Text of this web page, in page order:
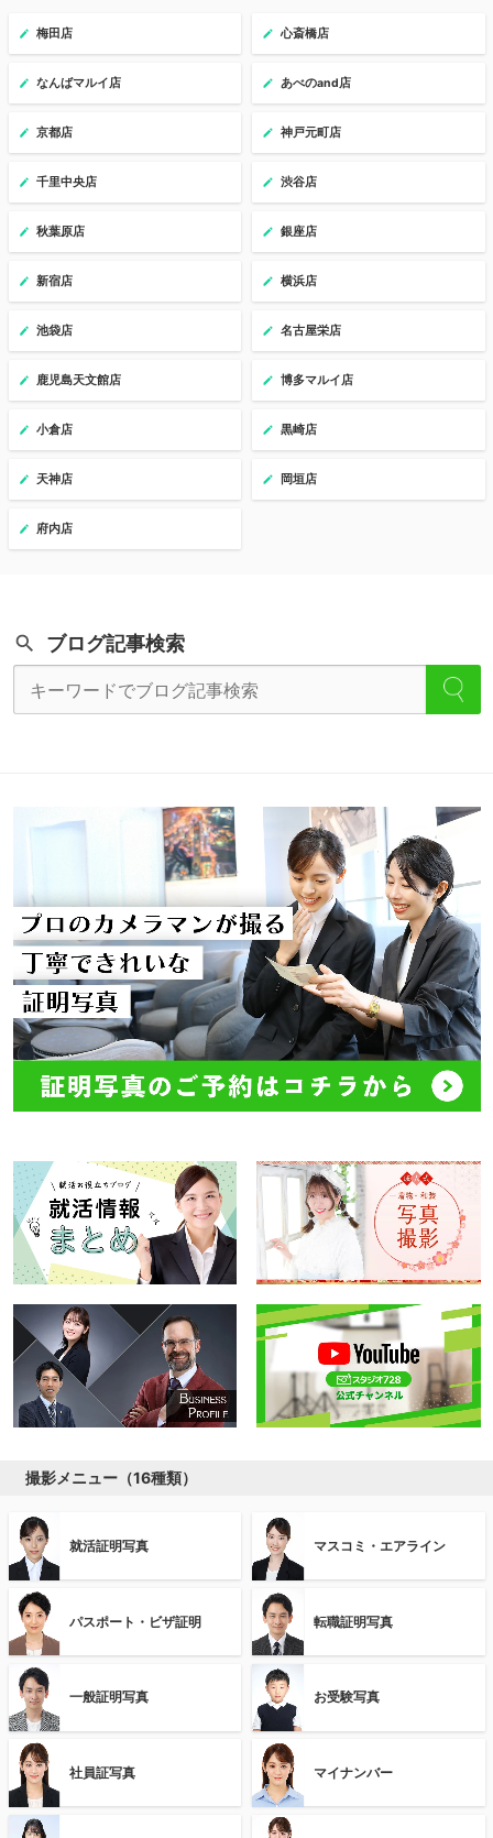
梅田店 心斎橋店
なんばマルイ店 あべのand店
京都店 神戸元町店
千里中央店 渋谷店
秋葉原店 銀座店
新宿店 横浜店
池袋店 名古屋栄店
鹿児島天文館店 博多マルイ店
小倉店 黒崎店
天神店 岡垣店
府内店
ブログ記事検索
撮影メニュー（16種類）
就活証明写真 マスコミ・エアライン
パスポート・ビザ証明 転職証明写真
一般証明写真 お受験写真
社員証写真 マイナンバー